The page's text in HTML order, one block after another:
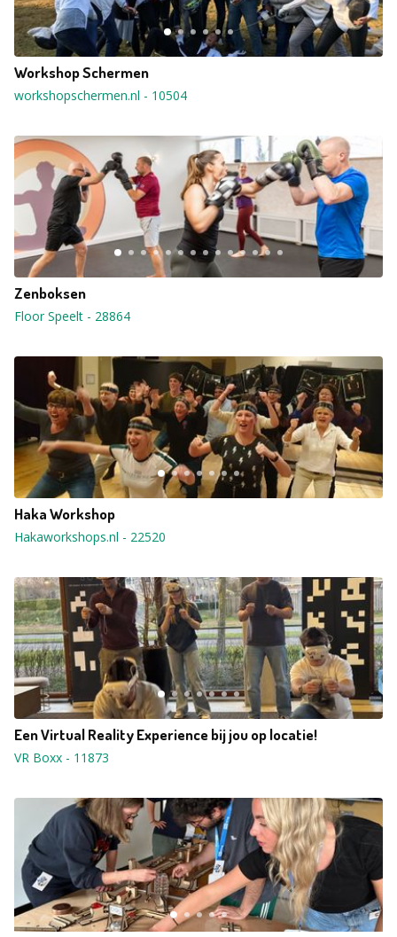
Workshop Schermen
workshopschermen.nl - 10504
Zenboksen
Floor Speelt - 28864
Haka Workshop
Hakaworkshops.nl - 22520
Een Virtual Reality Experience bij jou op locatie!
VR Boxx - 11873